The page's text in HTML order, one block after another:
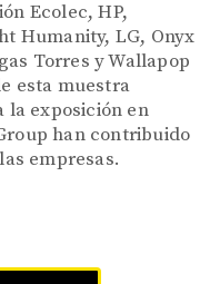
Ecolec, HP,
Humanity, LG, Onyx
Torres y Wallapop
esta muestra
la exposición en
han contribuido
empresas.